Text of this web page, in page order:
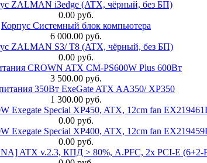
ZALMAN i3edge (ATX, чёрный, без БП)
0.00 руб.
Корпус Системный блок компьютера
6 000.00 руб.
ZALMAN S3/ T8 (ATX, чёрный, без БП)
0.00 руб.
CROWN ATX CM-PS600W Plus 600Вт
3 500.00 руб.
350Вт ExeGate ATX AA350/ XP350
1 300.00 руб.
Exegate Special XP450, ATX, 12cm fan
0.00 руб.
Exegate Special XP400, ATX, 12cm fan
0.00 руб.
ATX v.2.3, КПД > 80%, A.PFC, 2x PCI-E (6+2-